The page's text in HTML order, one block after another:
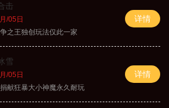
击
/05日
之王独创玩法仅此一家
详情
雪
/05日
献狂暴大小神魔永久耐玩
详情